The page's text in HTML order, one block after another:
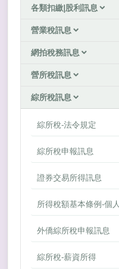
各類扣繳|股利訊息
營業稅訊息
網拍稅務訊息
營所稅訊息
綜所稅訊息
綜所稅-法令規定
綜所稅申報訊息
證券交易所得訊息
所得稅額基本條例-個人
外僑綜所稅申報訊息
綜所稅-薪資所得